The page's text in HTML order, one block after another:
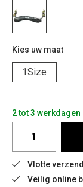
Kies uw maat
1Size
2 tot 3 werkdagen
Vlotte
Veilig online